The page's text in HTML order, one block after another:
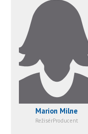
Marion Milne
RežisérProducent